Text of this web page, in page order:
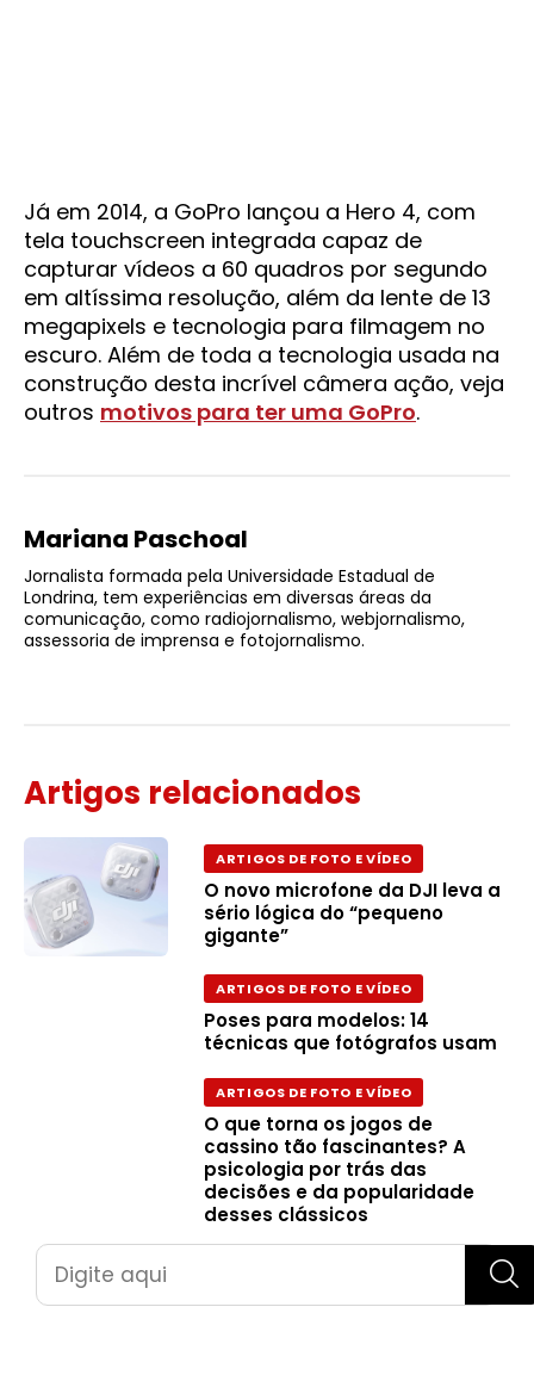
Já em 2014, a GoPro lançou a Hero 4, com
tela touchscreen integrada capaz de
capturar vídeos a 60 quadros por segundo
em altíssima resolução, além da lente de 13
megapixels e tecnologia para filmagem no
escuro. Além de toda a tecnologia usada na
construção desta incrível câmera ação, veja
outros motivos para ter uma GoPro.
Mariana Paschoal
Jornalista formada pela Universidade Estadual de
Londrina, tem experiências em diversas áreas da
comunicação, como radiojornalismo, webjornalismo,
assessoria de imprensa e fotojornalismo.
Artigos relacionados
ARTIGOS DE FOTO E VÍDEO
O novo microfone da DJI leva a
sério lógica do “pequeno
gigante”
ARTIGOS DE FOTO E VÍDEO
Poses para modelos: 14
técnicas que fotógrafos usam
ARTIGOS DE FOTO E VÍDEO
O que torna os jogos de
cassino tão fascinantes? A
psicologia por trás das
decisões e da popularidade
desses clássicos
Pesquisar